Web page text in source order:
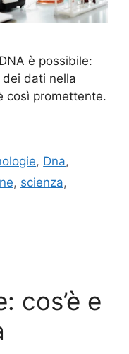
è possibile:
dei dati nella
così promettente.
, Dna,
, scienza,
cos’è e